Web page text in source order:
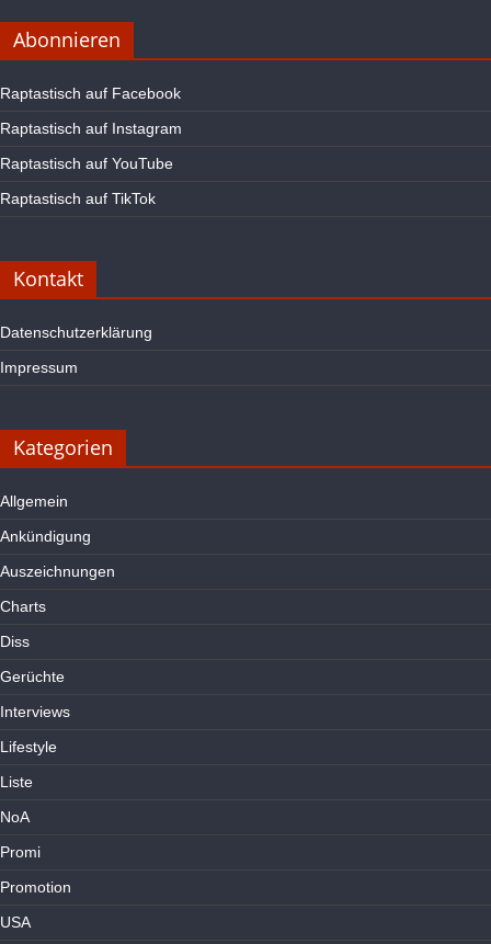
Abonnieren
Raptastisch auf Facebook
Raptastisch auf Instagram
Raptastisch auf YouTube
Raptastisch auf TikTok
Kontakt
Datenschutzerklärung
Impressum
Kategorien
Allgemein
Ankündigung
Auszeichnungen
Charts
Diss
Gerüchte
Interviews
Lifestyle
Liste
NoA
Promi
Promotion
USA